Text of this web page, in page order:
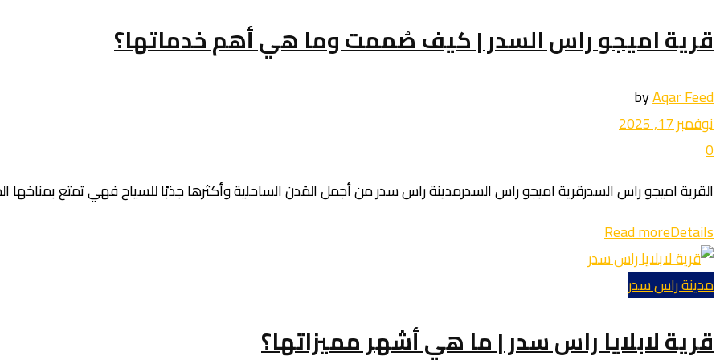
قرية اميجو راس السدر | كيف صُممت وما هي أهم خدماتها؟
byAqar Feed
نوفمبر 17, 2025
0
القرية اميجو راس السدرقرية اميجو راس السدرمدينة راس سدر من أجمل المُدن الساحلية وأكثرها جذبًا للسياح فهي تمتع بمناخها
Read moreDetails
مدينة راس سدر
قرية لابلايا راس سدر | ما هي أشهر مميزاتها؟